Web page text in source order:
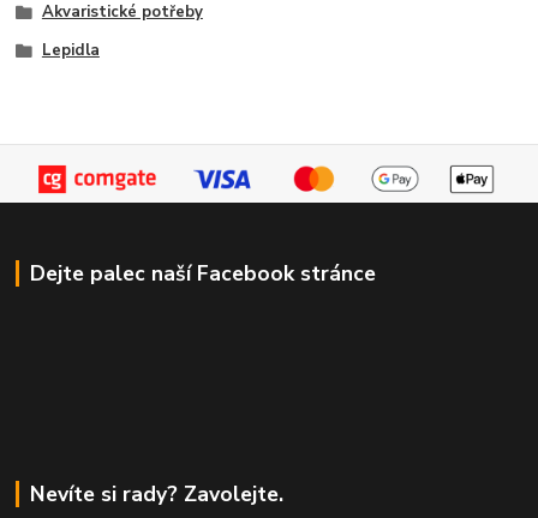
Akvaristické potřeby
Lepidla
Dejte palec naší Facebook stránce
Nevíte si rady? Zavolejte.